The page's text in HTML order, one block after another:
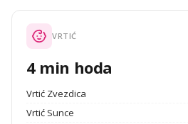
VRTIĆ
4 min hoda
Vrtić Zvezdica
Vrtić Sunce